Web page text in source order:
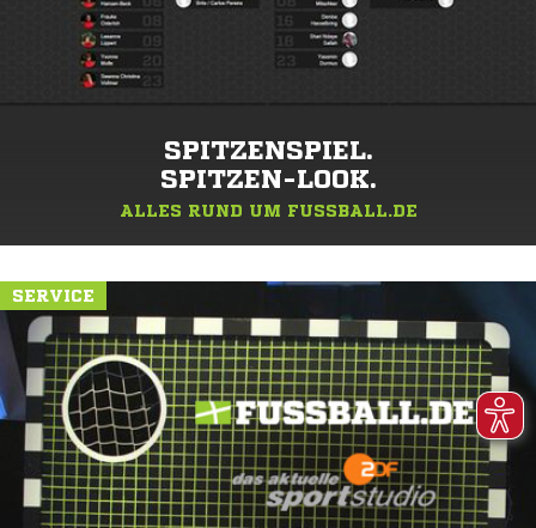
SPITZENSPIEL.
SPITZEN-LOOK.
ALLES RUND UM FUSSBALL.DE
SERVICE